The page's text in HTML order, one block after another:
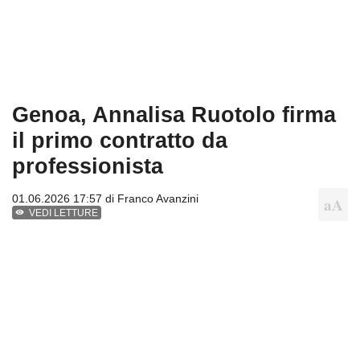
Genoa, Annalisa Ruotolo firma
il primo contratto da
professionista
01.06.2026 17:57 di Franco Avanzini
VEDI LETTURE